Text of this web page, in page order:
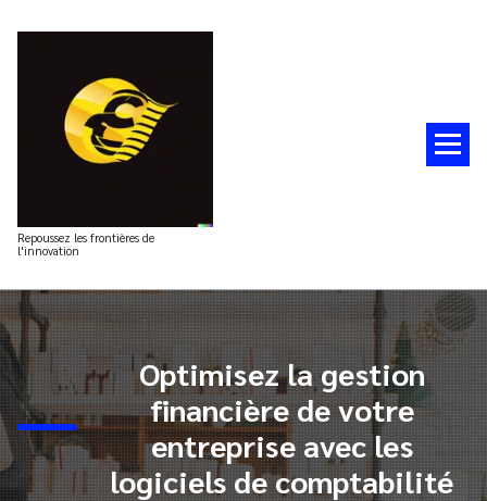
Repoussez les frontières de
l'innovation
Optimisez la gestion
financière de votre
entreprise avec les
logiciels de comptabilité